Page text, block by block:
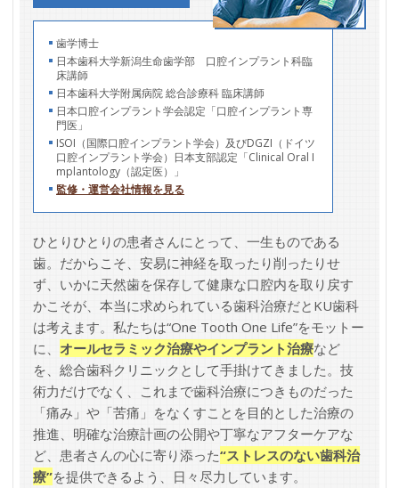
歯学博士
日本歯科大学新潟生命歯学部 口腔インプラント科臨
床講師
日本歯科大学附属病院 総合診療科 臨床講師
日本口腔インプラント学会認定「口腔インプラント専
門医」
ISOI（国際口腔インプラント学会）及びDGZI（ドイツ
口腔インプラント学会）日本支部認定「Clinical Oral I
mplantology（認定医）」
監修・運営会社情報を見る
ひとりひとりの患者さんにとって、一生ものである
歯。だからこそ、安易に神経を取ったり削ったりせ
ず、いかに天然歯を保存して健康な口腔内を取り戻す
かこそが、本当に求められている歯科治療だとKU歯科
は考えます。私たちは“One Tooth One Life”をモットー
に、 オールセラミック治療やインプラント治療など
を、総合歯科クリニックとして手掛けてきました。技
術力だけでなく、これまで歯科治療につきものだった
「痛み」や「苦痛」をなくすことを目的とした治療の
推進、明確な治療計画の公開や丁寧なアフターケアな
ど、患者さんの心に寄り添った“ストレスのない歯科治
療”を提供できるよう、日々尽力しています。